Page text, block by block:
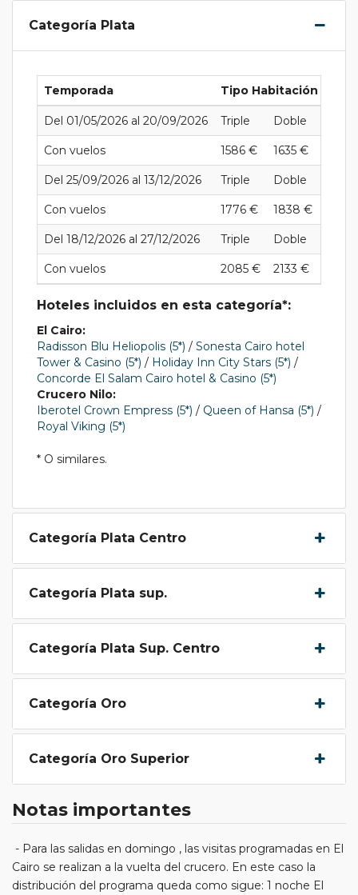
Categoría Plata
Temporada Tipo Habitación
Del 01/05/2026 al 20/09/2026 Triple Doble
Con vuelos 1586 € 1635 €
Del 25/09/2026 al 13/12/2026 Triple Doble
Con vuelos 1776 € 1838 €
Del 18/12/2026 al 27/12/2026 Triple Doble
Con vuelos 2085 € 2133 €
Hoteles incluidos en esta categoría*:
El Cairo:
Radisson Blu Heliopolis (5*) / Sonesta Cairo hotel
Tower & Casino (5*) / Holiday Inn City Stars (5*) /
Concorde El Salam Cairo hotel & Casino (5*)
Crucero Nilo:
Iberotel Crown Empress (5*) / Queen of Hansa (5*) /
Royal Viking (5*)
* O similares.
Categoría Plata Centro
Categoría Plata sup.
Categoría Plata Sup. Centro
Categoría Oro
Categoría Oro Superior
Notas importantes
- Para las salidas en domingo , las visitas programadas en El
Cairo se realizan a la vuelta del crucero. En este caso la
distribución del programa queda como sigue: 1 noche El